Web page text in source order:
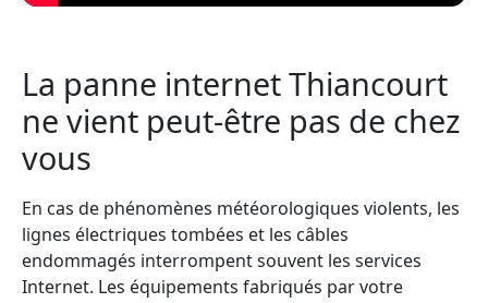
La panne internet Thiancourt
ne vient peut-être pas de chez
vous
En cas de phénomènes météorologiques violents, les
lignes électriques tombées et les câbles
endommagés interrompent souvent les services
Internet. Les équipements fabriqués par votre